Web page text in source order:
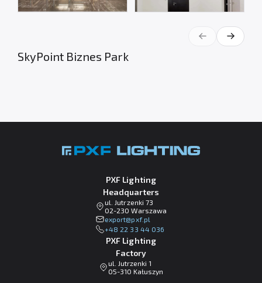
SkyPoint Biznes Park
PXF Lighting
Headquarters
ul. Jutrzenki 73
02-230 Warszawa
lp.fxp@tropxe
+48 22 33 44 036
PXF Lighting
Factory
ul. Jutrzenki 1
05-310 Kałuszyn